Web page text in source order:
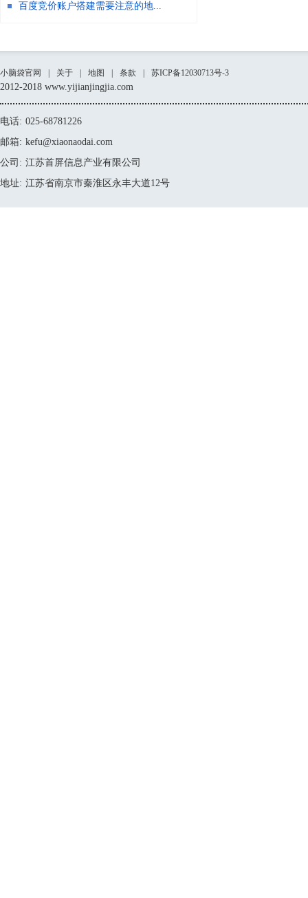
百度竞价账户搭建需要注意的地...
小脑袋官网 关于 地图 条款 苏ICP备12030713号-3
2012-2018 www.yijianjingjia.com
电话: 025-68781226
邮箱: kefu@xiaonaodai.com
公司: 江苏首屏信息产业有限公司
地址: 江苏省南京市秦淮区永丰大道12号